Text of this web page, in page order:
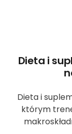
Dieta i
Dieta i
którym